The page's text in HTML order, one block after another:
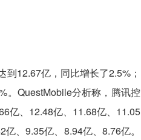
12.67亿，同比增长了2.5%；
。QuestMobile分析称，腾讯控
亿、12.48亿、11.68亿、11.05
、9.35亿、8.94亿、8.76亿。